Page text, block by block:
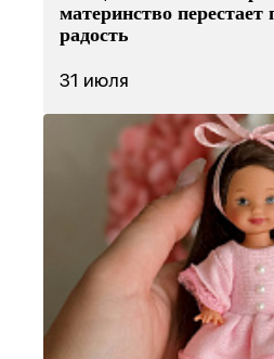
материнство перестает
радость
31 июля